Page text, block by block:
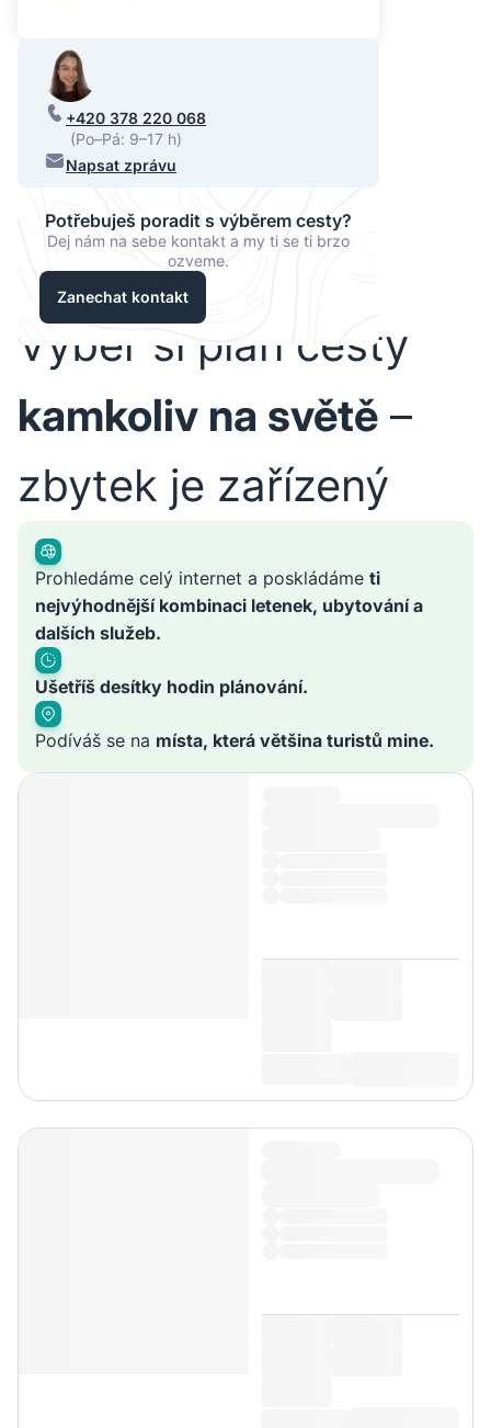
+420 378 220 068
(Po–Pá: 9–17 h)
Napsat zprávu
Potřebuješ poradit s výběrem cesty?
Dej nám na sebe kontakt a my ti se ti brzo
ozveme.
Zanechat kontakt
Vyber si plán cesty
kamkoliv na světě –
zbytek je zařízený
Prohledáme celý internet a poskládáme ti
nejvýhodnější kombinaci letenek, ubytování a
dalších služeb.
Ušetříš desítky hodin plánování.
Podíváš se na místa, která většina turistů mine.